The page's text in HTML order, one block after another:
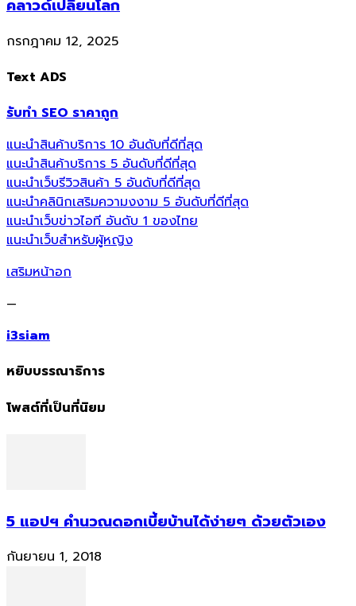
คลาวด์เปลี่ยนโลก
กรกฎาคม 12, 2025
Text ADS
รับทำ SEO ราคาถูก
แนะนำสินค้าบริการ 10 อันดับที่ดีที่สุด
แนะนำสินค้าบริการ 5 อันดับที่ดีที่สุด
แนะนำเว็บรีวิวสินค้า 5 อันดับที่ดีที่สุด
แนะนำคลินิกเสริมความงงาม 5 อันดับที่ดีที่สุด
แนะนำเว็บข่าวไอที อันดับ 1 ของไทย
แนะนำเว็บสำหรับผู้หญิง
เสริมหน้าอก
—
i3siam
หยิบบรรณาธิการ
โพสต์ที่เป็นที่นิยม
5 แอปฯ คำนวณดอกเบี้ยบ้านได้ง่ายๆ ด้วยตัวเอง
กันยายน 1, 2018